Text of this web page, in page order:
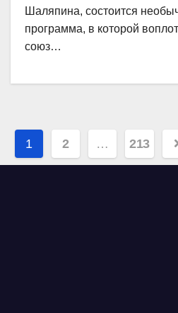
Шаляпина, состоится
программа, в которой
союз…
Навигация
по
1 2 … 213